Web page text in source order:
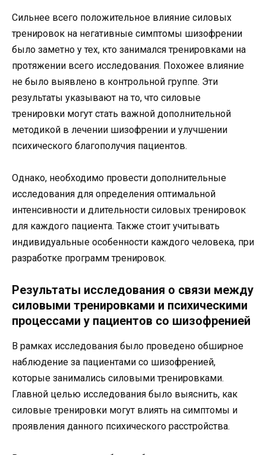
Сильнее всего положительное влияние силовых
тренировок на негативные симптомы шизофрении
было заметно у тех, кто занимался тренировками на
протяжении всего исследования. Похожее влияние
не было выявлено в контрольной группе. Эти
результаты указывают на то, что силовые
тренировки могут стать важной дополнительной
методикой в лечении шизофрении и улучшении
психического благополучия пациентов.
Однако, необходимо провести дополнительные
исследования для определения оптимальной
интенсивности и длительности силовых тренировок
для каждого пациента. Также стоит учитывать
индивидуальные особенности каждого человека, при
разработке программ тренировок.
Результаты исследования о связи между
силовыми тренировками и психическими
процессами у пациентов со шизофренией
В рамках исследования было проведено обширное
наблюдение за пациентами со шизофренией,
которые занимались силовыми тренировками.
Главной целью исследования было выяснить, как
силовые тренировки могут влиять на симптомы и
проявления данного психического расстройства.